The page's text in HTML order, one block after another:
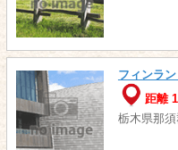
フィンラ
距離
栃木県那須